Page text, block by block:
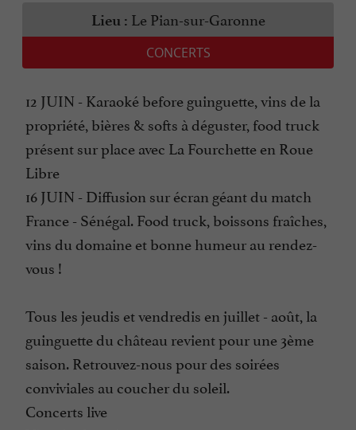
Lieu : Le Pian-sur-Garonne
CONCERTS
12 JUIN - Karaoké before guinguette, vins de la
propriété, bières & softs à déguster, food truck
présent sur place avec La Fourchette en Roue
Libre
16 JUIN - Diffusion sur écran géant du match
France - Sénégal. Food truck, boissons fraîches,
vins du domaine et bonne humeur au rendez-
vous !
Tous les jeudis et vendredis en juillet - août, la
guinguette du château revient pour une 3ème
saison. Retrouvez-nous pour des soirées
conviviales au coucher du soleil.
Concerts live